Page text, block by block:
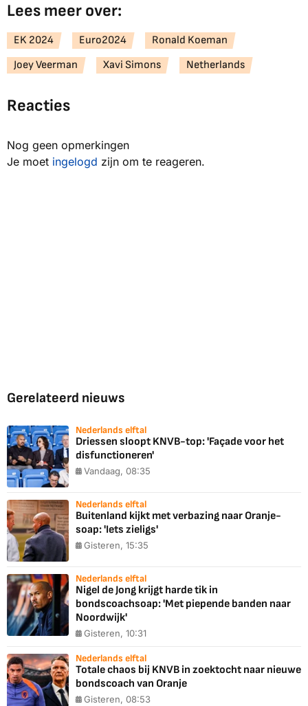
Lees meer over:
EK 2024 Euro2024
Ronald Koeman
Joey Veerman
Xavi Simons Netherlands
Reacties
Nog geen opmerkingen
Je moet ingelogd zijn om te reageren.
Gerelateerd nieuws
Nederlands elftal
Driessen sloopt KNVB-top: 'Façade voor het
disfunctioneren'
Vandaag, 08:35
Nederlands elftal
Buitenland kijkt met verbazing naar Oranje-
soap: 'Iets zieligs'
Gisteren, 15:35
Nederlands elftal
Nigel de Jong krijgt harde tik in
bondscoachsoap: 'Met piepende banden naar
Noordwijk'
Gisteren, 10:31
Nederlands elftal
Totale chaos bij KNVB in zoektocht naar nieuwe
bondscoach van Oranje
Gisteren, 08:53